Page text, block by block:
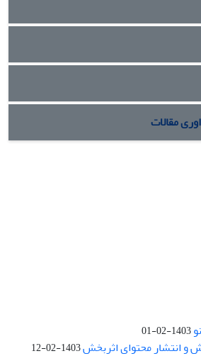
مقالات
1403-02-01
و انتشار محتوای اثربخش1403-02-12